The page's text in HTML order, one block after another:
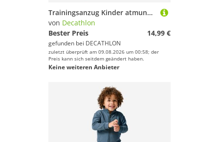
Trainingsanzug Kinder atmungsaktiv - blau/rosa
von Decathlon
Bester Preis
14,99 €
gefunden bei DECATHLON
zuletzt überprüft am 09.08.2026 um 00:58; der
Preis kann sich seitdem geändert haben.
Keine weiteren Anbieter